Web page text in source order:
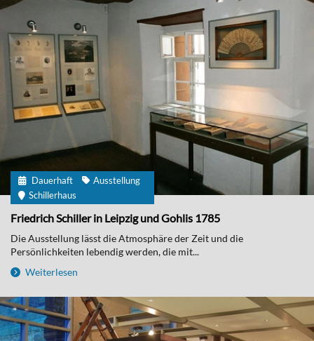
Dauerhaft
Ausstellung
Schillerhaus
Friedrich Schiller in Leipzig und Gohlis 1785
Die Ausstellung lässt die Atmosphäre der Zeit und die
Persönlichkeiten lebendig werden, die mit...
Weiterlesen